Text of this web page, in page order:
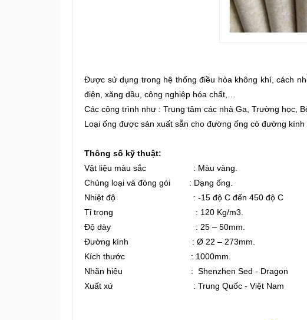
Được sử dụng trong hệ thống điều hòa không khí, cách
điện, xăng dầu, công nghiệp hóa chất,…
Các công trình như : Trung tâm các nhà Ga, Trường học,
Loại ống được sản xuất sẵn cho đường ống có đường
Thông số kỹ thuật:
Vật liệu màu sắc : Màu vàng.
Chủng loại và đóng gói : Dạng ống.
Nhiệt độ : -15 độ C đến 450 độ C
Tỉ trọng : 120 Kg/m3.
Độ dày : 25 – 50mm.
Đường kính : Ø 22 – 273mm.
Kích thước : 1000mm.
Nhãn hiệu : Shenzhen Sed - Dragon
Xuất xứ : Trung Quốc - Việt Nam